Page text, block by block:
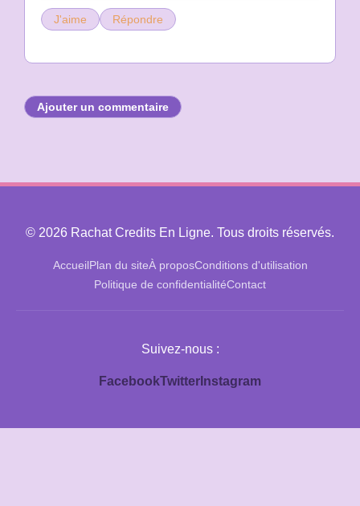
J'aime Répondre
Ajouter un commentaire
© 2026 Rachat Credits En Ligne. Tous droits réservés.
AccueilPlan du siteÀ proposConditions d'utilisation
Politique de confidentialitéContact
Suivez-nous :
FacebookTwitter Instagram